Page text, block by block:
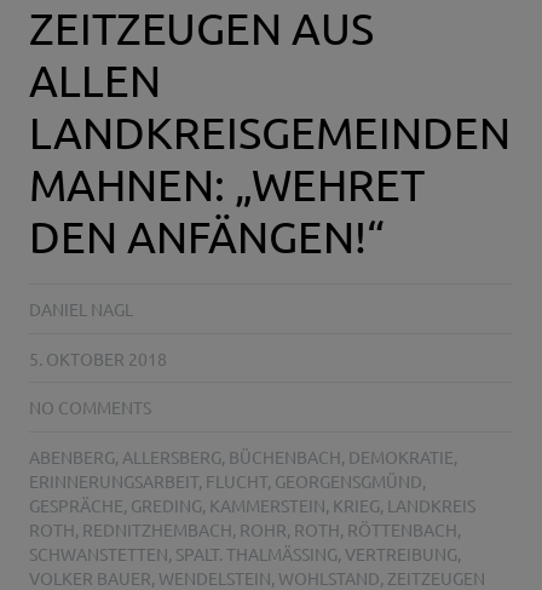
ZEITZEUGEN AUS
ALLEN
LANDKREISGEMEINDEN
MAHNEN: „WEHRET
DEN ANFÄNGEN!“
DANIEL NAGL
5. OKTOBER 2018
NO COMMENTS
ABENBERG, ALLERSBERG, BÜCHENBACH, DEMOKRATIE,
ERINNERUNGSARBEIT, FLUCHT, GEORGENSGMÜND,
GESPRÄCHE, GREDING, KAMMERSTEIN, KRIEG, LANDKREIS
ROTH, REDNITZHEMBACH, ROHR, ROTH, RÖTTENBACH,
SCHWANSTETTEN, SPALT. THALMÄSSING, VERTREIBUNG,
VOLKER BAUER, WENDELSTEIN, WOHLSTAND, ZEITZEUGEN